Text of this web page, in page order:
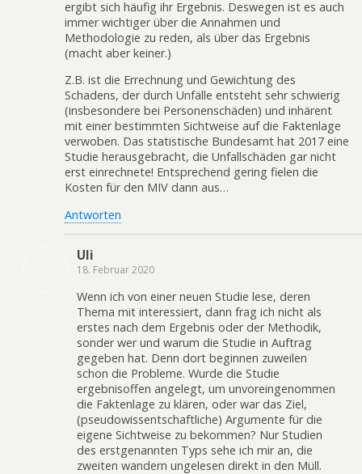
ergibt sich häufig ihr Ergebnis. Deswegen ist es auch
immer wichtiger über die Annahmen und
Methodologie zu reden, als über das Ergebnis
(macht aber keiner.)
Z.B. ist die Errechnung und Gewichtung des
Schadens, der durch Unfälle entsteht sehr schwierig
(insbesondere bei Personenschäden) und inhärent
mit einer bestimmten Sichtweise auf die Faktenlage
verwoben. Das statistische Bundesamt hat 2017 eine
Studie herausgebracht, die Unfallschäden gar nicht
erst einrechnete! Entsprechend gering fielen die
Kosten für den MIV dann aus…
Antworten
Uli
18. Februar 2020
Wenn ich von einer neuen Studie lese, deren
Thema mit interessiert, dann frag ich nicht als
erstes nach dem Ergebnis oder der Methodik,
sonder wer und warum die Studie in Auftrag
gegeben hat. Denn dort beginnen zuweilen
schon die Probleme. Wurde die Studie
ergebnisoffen angelegt, um unvoreingenommen
die Faktenlage zu klären, oder war das Ziel,
(pseudowissentschaftliche) Argumente für die
eigene Sichtweise zu bekommen? Nur Studien
des erstgenannten Typs sehe ich mir an, die
zweiten wandern ungelesen direkt in den Müll.